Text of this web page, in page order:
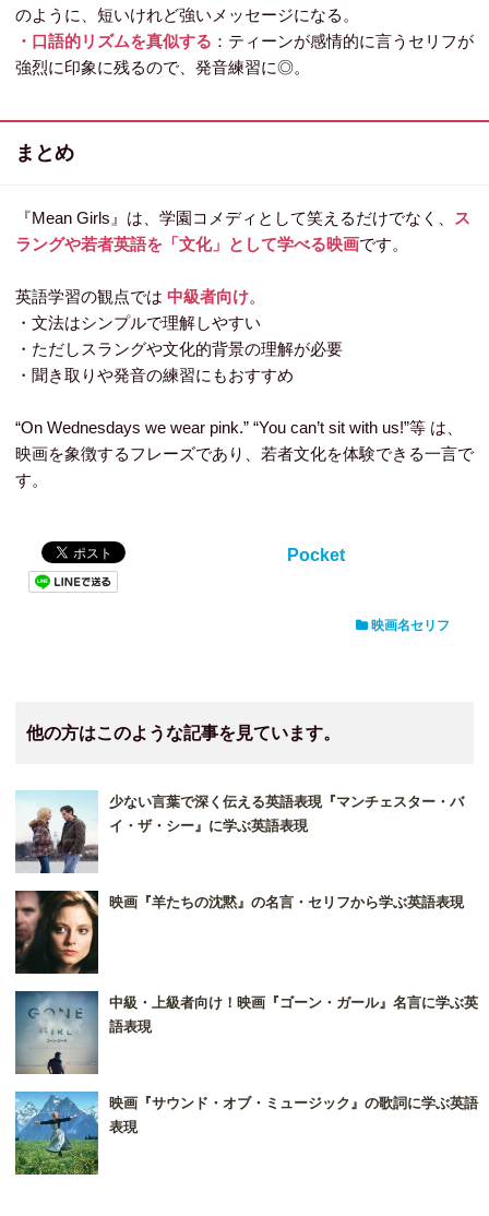
のように、短いけれど強いメッセージになる。
・口語的リズムを真似する ：ティーンが感情的に言うセリフが
強烈に印象に残るので、発音練習に◎。
まとめ
『Mean Girls』は、学園コメディとして笑えるだけでなく、
ス
ラングや若者英語を「文化」として学べる映画です。
英語学習の観点では 中級者向け。
・文法はシンプルで理解しやすい
・ただしスラングや文化的背景の理解が必要
・聞き取りや発音の練習にもおすすめ
“On Wednesdays we wear pink.” “You can’t sit with us!”等 は、
映画を象徴するフレーズであり、若者文化を体験できる一言で
す。
Pocket
映画名セリフ
他の方はこのような記事を見ています。
少ない言葉で深く伝える英語表現『マンチェスター・バ
イ・ザ・シー』に学ぶ英語表現
映画『羊たちの沈黙』の名言・セリフから学ぶ英語表現
中級・上級者向け！映画『ゴーン・ガール』名言に学ぶ英
語表現
映画『サウンド・オブ・ミュージック』の歌詞に学ぶ英語
表現